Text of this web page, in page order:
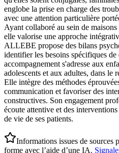
englobe la prise en charge des
avec une attention particulière
Ayant collaboré au sein de
elle valorise une approche
ALLEBE propose des bilans
identifier les besoins spécifiques
accompagnement s'adresse aux
adolescents et aux adultes, dans le
Elle intègre des méthodes
communication et favoriser des
constructives. Son engagement
écoute attentive et des
de vie de ses patients.
Informations issues de sources
forme avec l’aide d’une IA.